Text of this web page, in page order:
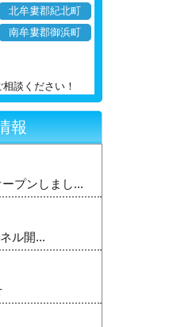
北牟婁郡紀北町
南牟婁郡御浜町
談ください！
報
プンしまし...
ル開...